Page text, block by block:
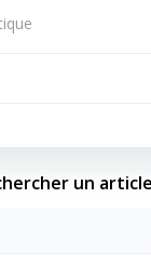
de
un article